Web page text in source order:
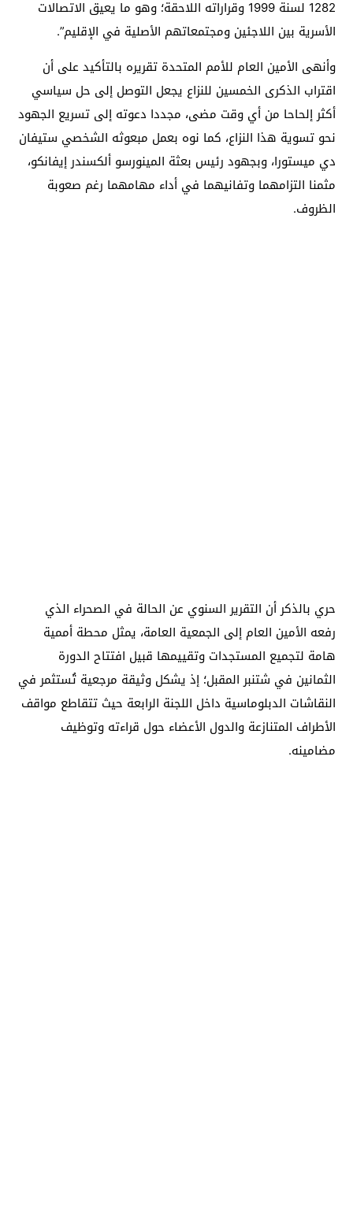
1282 لسنة 1999 وقراراته اللاحقة؛ وهو ما يعيق الاتصالات
الأسرية بين اللاجئين ومجتمعاتهم الأصلية في الإقليم”.
وأنهى الأمين العام للأمم المتحدة تقريره بالتأكيد على أن
اقتراب الذكرى الخمسين للنزاع يجعل التوصل إلى حل سياسي
أكثر إلحاحا من أي وقت مضى، مجددا دعوته إلى تسريع الجهود
نحو تسوية هذا النزاع، كما نوه بعمل مبعوثه الشخصي ستيفان
دي ميستورا، وبجهود رئيس بعثة المينورسو ألكسندر إيفانكو،
مثمنا التزامهما وتفانيهما في أداء مهامهما رغم صعوبة
الظروف.
حري بالذكر أن التقرير السنوي عن الحالة في الصحراء الذي
رفعه الأمين العام إلى الجمعية العامة، يمثل محطة أممية
هامة لتجميع المستجدات وتقييمها قبيل افتتاح الدورة
الثمانين في شتنبر المقبل؛ إذ يشكل وثيقة مرجعية تُستثمر في
النقاشات الدبلوماسية داخل اللجنة الرابعة حيث تتقاطع مواقف
الأطراف المتنازعة والدول الأعضاء حول قراءته وتوظيف
مضامينه.